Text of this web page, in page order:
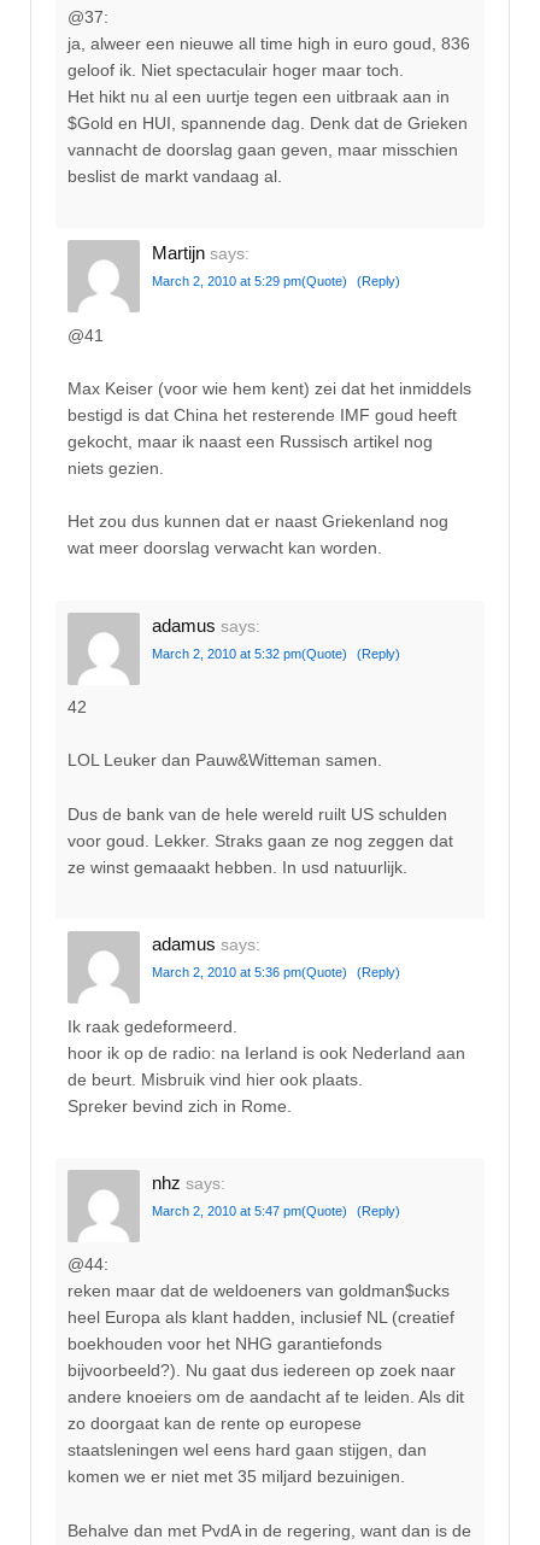
@37:
ja, alweer een nieuwe all time high in euro goud, 836
geloof ik. Niet spectaculair hoger maar toch.
Het hikt nu al een uurtje tegen een uitbraak aan in
$Gold en HUI, spannende dag. Denk dat de Grieken
vannacht de doorslag gaan geven, maar misschien
beslist de markt vandaag al.
Martijn says:
March 2, 2010 at 5:29 pm(Quote) (Reply)
@41
Max Keiser (voor wie hem kent) zei dat het inmiddels
bestigd is dat China het resterende IMF goud heeft
gekocht, maar ik naast een Russisch artikel nog
niets gezien.
Het zou dus kunnen dat er naast Griekenland nog
wat meer doorslag verwacht kan worden.
adamus says:
March 2, 2010 at 5:32 pm(Quote) (Reply)
42
LOL Leuker dan Pauw&Witteman samen.
Dus de bank van de hele wereld ruilt US schulden
voor goud. Lekker. Straks gaan ze nog zeggen dat
ze winst gemaaakt hebben. In usd natuurlijk.
adamus says:
March 2, 2010 at 5:36 pm(Quote) (Reply)
Ik raak gedeformeerd.
hoor ik op de radio: na Ierland is ook Nederland aan
de beurt. Misbruik vind hier ook plaats.
Spreker bevind zich in Rome.
nhz says:
March 2, 2010 at 5:47 pm(Quote) (Reply)
@44:
reken maar dat de weldoeners van goldman$ucks
heel Europa als klant hadden, inclusief NL (creatief
boekhouden voor het NHG garantiefonds
bijvoorbeeld?). Nu gaat dus iedereen op zoek naar
andere knoeiers om de aandacht af te leiden. Als dit
zo doorgaat kan de rente op europese
staatsleningen wel eens hard gaan stijgen, dan
komen we er niet met 35 miljard bezuinigen.
Behalve dan met PvdA in de regering, want dan is de